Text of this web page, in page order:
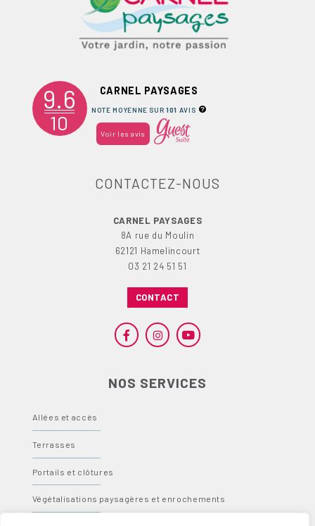
9.6
10
CARNEL PAYSAGES
NOTE MOYENNE SUR101 AVIS
Voir les avis
CONTACTEZ-NOUS
CARNEL PAYSAGES
8A rue du Moulin
62121 Hamelincourt
03 21 24 51 51
CONTACT
NOS SERVICES
Allées et accès
Terrasses
Portails et clôtures
Végétalisations paysagères et enrochements